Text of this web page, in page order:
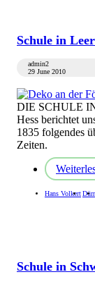
Schule in
admin2
29 June 2010
DIE SCHULE
Hess berichtet
1835 folgendes
Zeiten.
Hans VolkertDürr
Schule in